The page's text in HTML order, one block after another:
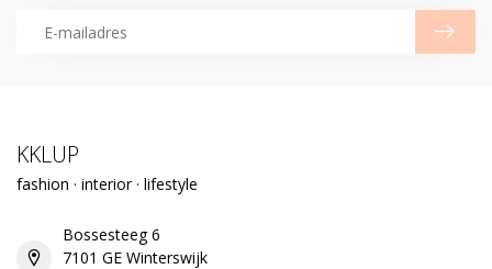
KKLUP
fashion · interior · lifestyle
Bossesteeg 6
7101 GE Winterswijk